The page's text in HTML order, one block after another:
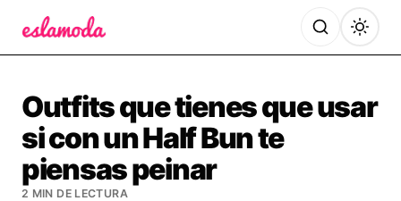
Outfits que tienes que usar
si con un Half Bun te
piensas peinar
2 MIN DE LECTURA